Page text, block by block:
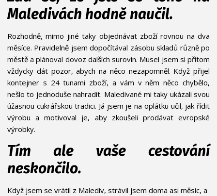
Maledivách hodně naučil.
Rozhodně, mimo jiné taky objednávat zboží rovnou na dva
měsíce. Pravidelně jsem dopočítával zásobu skladů různě po
městě a plánoval dovoz dalších surovin. Musel jsem si přitom
vždycky dát pozor, abych na něco nezapomněl. Když přijel
kontejner s 24 tunami zboží, a vám v něm něco chybělo,
nešlo to jednoduše nahradit. Maledivané mi taky ukázali svou
úžasnou cukrářskou tradici. Já jsem je na oplátku učil, jak řídit
výrobu a motivoval je, aby zkoušeli prodávat evropské
výrobky.
Tím ale vaše cestování
neskončilo.
Když jsem se vrátil z Malediv, strávil jsem doma asi měsíc, a